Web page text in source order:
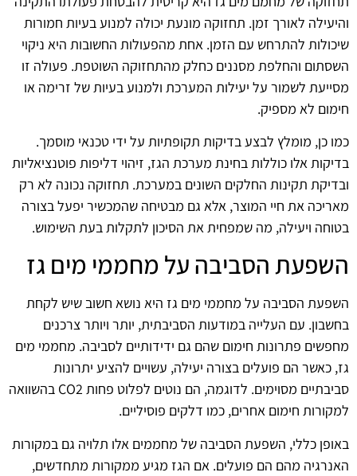
והיעילה לאורך זמן. תחזוקה מונעת יכולה למנוע בעיות חמורות
שיכולות להתרחש עם הזמן. אחת מהפעולות החשובות היא ניקוי
השסתום והחלפת מסננים כחלק מהתחזוקה השוטפת. פעולה זו
מסייעת לשמור על יעילות המערכת ולמנוע בעיות של זרימה או
חימום לא מספיק.
כמו כן, מומלץ לבצע בדיקות תקופתיות על ידי טכנאי מוסמך.
בדיקות אלו כוללות בחינת מערכת הגז, זיהוי דליפות פוטנציאליות
ובדיקת תקינות החלקים השונים במערכת. תחזוקה נכונה לא רק
מאריכה את חיי המוצר, אלא גם מבטיחה שהמכשיר יפעל בצורה
בטוחה ויעילה, מה שמפחית את הסיכון לתקלות בעת השימוש.
השפעת הסביבה על מחממי מים גז
השפעת הסביבה על מחממי מים גז היא נושא חשוב שיש לקחת
בחשבון. עם העלייה במודעות הסביבתית, יותר ויותר צרכנים
מחפשים פתרונות חימום שהם גם ידידותיים לסביבה. מחממי מים
גז, כאשר הם פועלים בצורה יעילה, עשויים להציע יתרונות
סביבתיים מסוימים. לדוגמה, הם נוטים לפלוט פחות CO2 בהשוואה
למקורות חימום אחרים, כמו דלקים פוסיליים.
באופן כללי, השפעת הסביבה של מחממים אלו תלויה גם במקורות
האנרגיה מהם הם פועלים. אם הגז מגיע ממקורות מתחדשים,